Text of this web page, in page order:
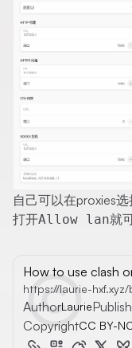
自己可以在proxies
打开Allow lan就
How to use clash
https://laurie-
AuthorLaurie
CopyrightCC BY-